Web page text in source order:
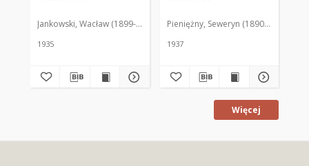
Jankowski, Wacław (1899-1975). Red.
1935
Pieniężny, Seweryn (1890-1940). Red.
1937
Więcej